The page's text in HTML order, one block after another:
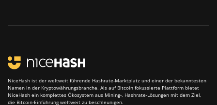
NiceHash ist der weltweit führende Hashrate-Marktplatz und einer der bekanntesten
Namen in der Kryptowährungsbranche. Als auf Bitcoin fokussierte Plattform bietet
NiceHash ein komplettes Ökosystem aus Mining-, Hashrate-Lösungen mit dem Ziel,
die Bitcoin-Einführung weltweit zu beschleunigen.